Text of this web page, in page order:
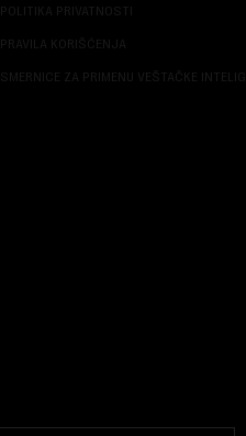
POLITIKA PRIVATNOSTI
PRAVILA KORIŠĆENJA
SMERNICE ZA PRIMENU VEŠTAČKE